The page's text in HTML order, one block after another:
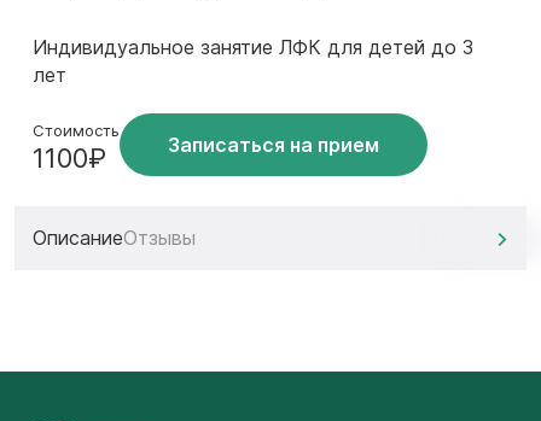
Индивидуальное занятие ЛФК для детей до 3
лет
Стоимость
1100₽ Записаться на прием
ОписаниеОтзывы